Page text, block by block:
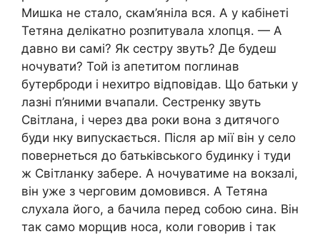
Мишка не стало, скам’яніла вся. А у кабінеті
Тетяна делікатно розпитувала хлопця. — А
давно ви самі? Як сестру звуть? Де будеш
ночувати? Той із апетитом поглинав
бутерброди і нехитро відповідав. Що батьки у
лазні п’яними вчапали. Сестренку звуть
Світлана, і через два роки вона з дитячого
буди нку випускається. Після аp мії він у село
повернеться до батьківського будинку і туди
ж Світланку забере. А ночуватиме на вокзалі,
він уже з черговим домовився. А Тетяна
слухала його, а бачила перед собою сина. Він
так само морщив носа, коли говорив і так